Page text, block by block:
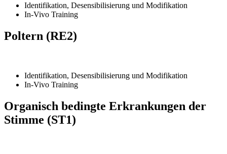
Identifikation, Desensibilisierung und Modifikation
In-Vivo Training
Poltern (RE2)
Identifikation, Desensibilisierung und Modifikation
In-Vivo Training
Organisch bedingte Erkrankungen der
Stimme (ST1)